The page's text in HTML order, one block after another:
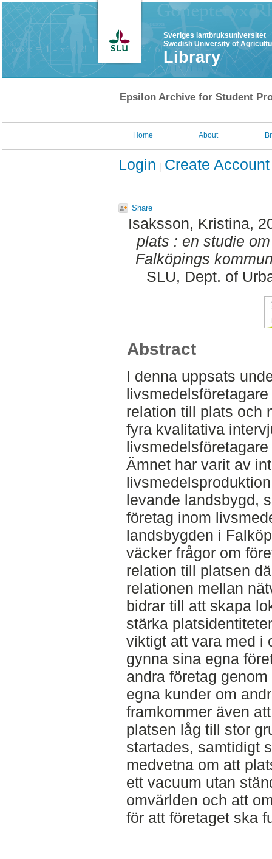
Sveriges lantbruksuniversitet
Swedish University of
Library
Epsilon Archive for Student
Home About
Login Create Account
Share
Isaksson, Kristina,
plats : en studie
Falköpings
SLU, Dept. of
Abstract
I denna uppsats
relation till plats och
fyra kvalitativa
Ämnet har varit av
levande landsbygd,
företag inom
landsbygden i
väcker frågor om
relation till platsen
relationen mellan
bidrar till att skapa
stärka
viktigt att vara med i
gynna sina egna
andra företag
egna kunder om
framkommer även
platsen låg till stor
startades, samtidigt
medvetna om att
ett vacuum utan
omvärlden och att
för att företaget ska